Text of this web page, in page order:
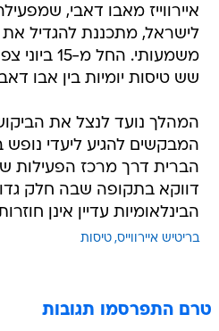
איירווייז מאבו דאבי,
לישראל, מתכננת להגדיל את
משמעותי.
שש טיסות יומיות בין אבו
המהלך נועד לנצל את
המבקשים להגיע ליעדי
הברית דרך מרכז הפעילות
דווקא בתקופה שבה חלק
הבינלאומיות עדיין אינן
בריטיש איירווייס טיסות
טרם התפרסמו תגובות